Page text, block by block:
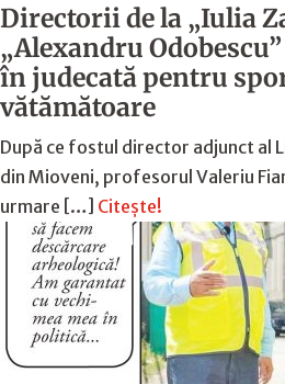
Directorii de la „Iulia
„Alexandru
în judecată pentru
vătămătoare
După ce fostul director adjunct al
din Mioveni, profesorul Valeriu
urmare […] Citește!